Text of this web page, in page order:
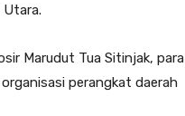
Marudut Tua Sitinjak, para
perangkat daerah